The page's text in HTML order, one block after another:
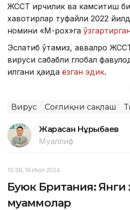
ЖССТ ирқчилик ва камситиш
хавотирлар туфайли 2022
номини «М-pox»га
Эслатиб ўтамиз, аввалроқ
вируси сабабли глобал
қилгани ҳақида ёзган эдик.
Вирус Соғлиқни сақлаш
Жарасқан Нұрыбаев
Муаллиф
10:38, 16 Июл 2024
Буюк Британия: Янги
муаммолар